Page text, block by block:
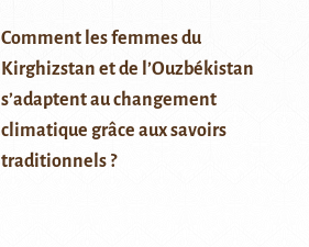
Comment les femmes du
Kirghizstan et de l’Ouzbékistan
s’adaptent au changement
climatique grâce aux savoirs
traditionnels ?